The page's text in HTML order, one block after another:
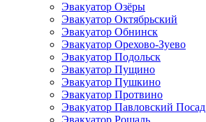
Эвакуатор Озёры
Эвакуатор Октябрьский
Эвакуатор Обнинск
Эвакуатор Орехово-Зуево
Эвакуатор Подольск
Эвакуатор Пущино
Эвакуатор Пушкино
Эвакуатор Протвино
Эвакуатор Павловский Посад
Эвакуатор Рошаль